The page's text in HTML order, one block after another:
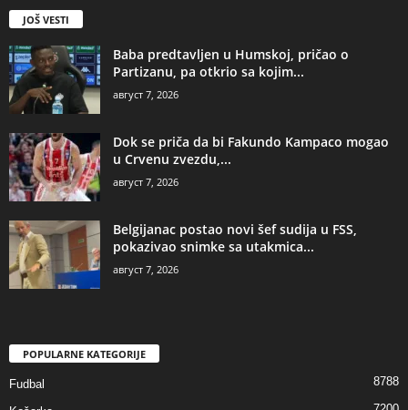
JOŠ VESTI
Baba predtavljen u Humskoj, pričao o
Partizanu, pa otkrio sa kojim...
август 7, 2026
Dok se priča da bi Fakundo Kampaco mogao
u Crvenu zvezdu,...
август 7, 2026
Belgijanac postao novi šef sudija u FSS,
pokazivao snimke sa utakmica...
август 7, 2026
POPULARNE KATEGORIJE
Fudbal 8788